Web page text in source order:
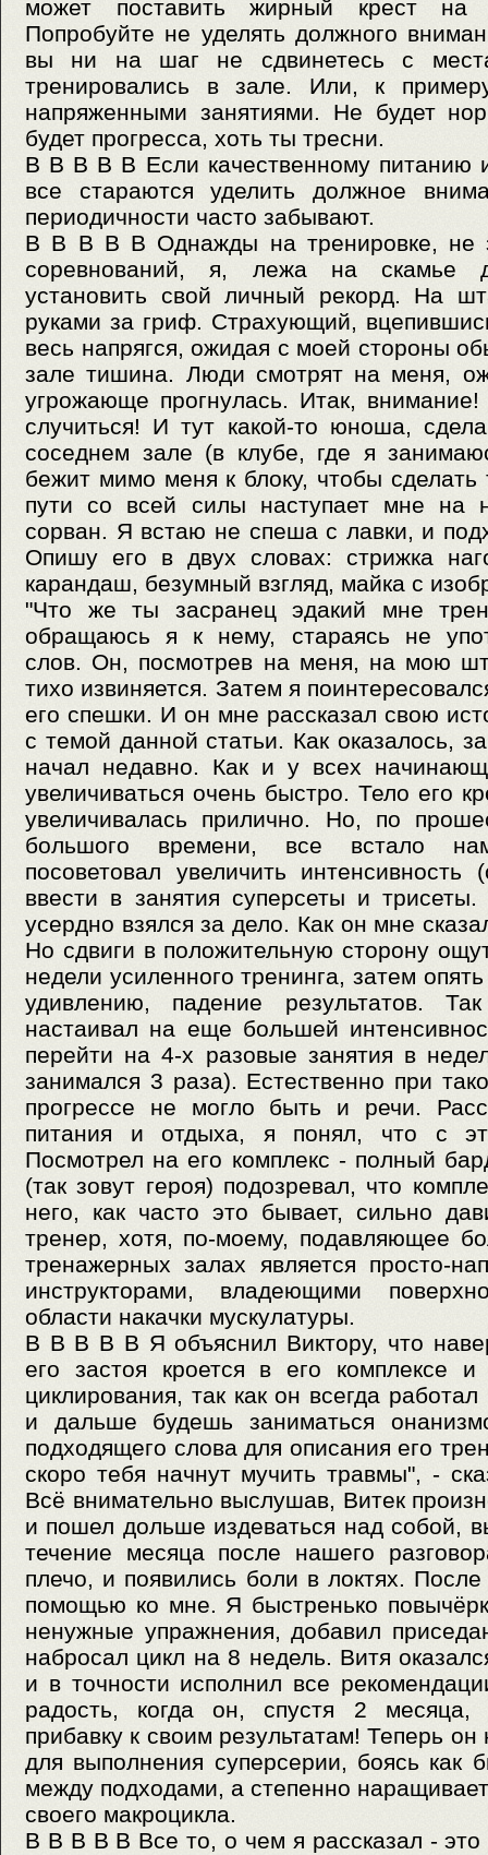
может поставить жирный крест на
Попробуйте не уделять должного
вы ни на шаг не сдвинетесь с
тренировались в зале. Или, к
напряженными занятиями. Не будет
будет прогресса, хоть ты тресни.
В В В В В Если качественному питанию
все стараются уделить должное
периодичности часто забывают.
В В В В В Однажды на тренировке, не
соревнований, я, лежа на скамье
установить свой личный рекорд. На
руками за гриф. Страхующий,
весь напрягся, ожидая с моей стороны
зале тишина. Люди смотрят на меня,
угрожающе прогнулась. Итак,
случиться! И тут какой-то юноша,
соседнем зале (в клубе, где я
бежит мимо меня к блоку, чтобы сделать
пути со всей силы наступает мне на
сорван. Я встаю не спеша с лавки, и
Опишу его в двух словах: стрижка
карандаш, безумный взгляд, майка с
"Что же ты засранец эдакий мне
обращаюсь я к нему, стараясь не
слов. Он, посмотрев на меня, на мою
тихо извиняется. Затем я
его спешки. И он мне рассказал свою
с темой данной статьи. Как оказалось,
начал недавно. Как и у всех
увеличиваться очень быстро. Тело его
увеличивалась прилично. Но, по
большого времени, все встало
посоветовал увеличить
ввести в занятия суперсеты и
усердно взялся за дело. Как он мне
Но сдвиги в положительную сторону
недели усиленного тренинга, затем
удивлению, падение результатов.
настаивал на еще большей
перейти на 4-х разовые занятия в
занимался 3 раза). Естественно при
прогрессе не могло быть и речи.
питания и отдыха, я понял, что с
Посмотрел на его комплекс - полный
(так зовут героя) подозревал, что
него, как часто это бывает, сильно
тренер, хотя, по-моему, подавляющее
тренажерных залах является просто-
инструкторами, владеющими
области накачки мускулатуры.
В В В В В Я объяснил Виктору, что
его застоя кроется в его комплексе и
циклирования, так как он всегда
и дальше будешь заниматься
подходящего слова для описания его
скоро тебя начнут мучить травмы", -
Всё внимательно выслушав, Витек
и пошел дольше издеваться над собой,
течение месяца после нашего
плечо, и появились боли в локтях.
помощью ко мне. Я быстренько
ненужные упражнения, добавил
набросал цикл на 8 недель. Витя
и в точности исполнил все
радость, когда он, спустя 2 месяца,
прибавку к своим результатам! Теперь он
для выполнения суперсерии, боясь как
между подходами, а степенно
своего макроцикла.
В В В В В Все то, о чем я рассказал - это